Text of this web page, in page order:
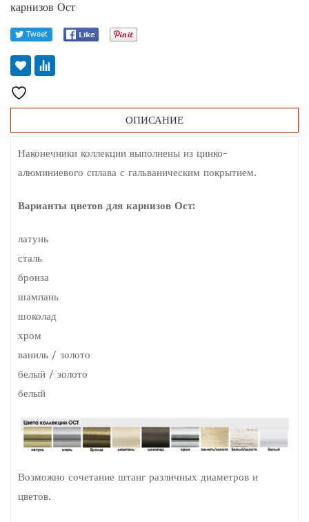
карнизов Ост
ОПИСАНИЕ
Наконечники коллекции выполнены из цинко-
алюминиевого сплава с гальваническим покрытием.
Варианты цветов для карнизов Ост:
латунь
сталь
бронза
шампань
шоколад
хром
ваниль / золото
белый / золото
белый
Возможно сочетание штанг различных диаметров и
цветов.